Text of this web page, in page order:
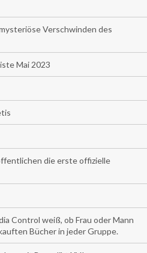
Verschwinden des
Mai 2023
die erste offizielle
Control weiß, ob Frau oder Mann
Bücher in jeder Gruppe.